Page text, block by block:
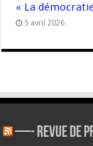
« La
5 avril 2026
—- REVUE DE